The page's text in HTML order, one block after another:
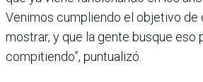
Venimos cumpliendo el objetivo de
mostrar, y que la gente busque eso
compitiendo”, puntualizó.